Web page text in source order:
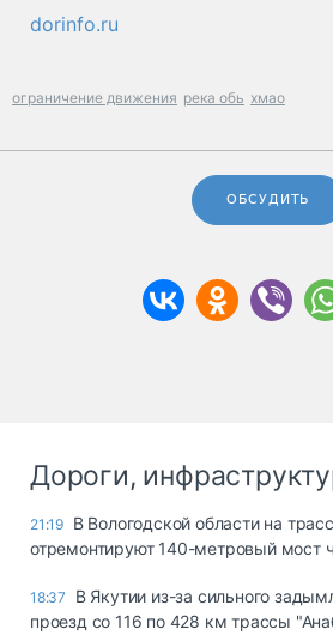
dorinfo.ru
ограничение движения река обь хмао
ОБСУДИТЬ
Дороги,
21:19 В Вологодской области на
отремонтируют 140-метровый мост
18:37
В Якутии из-за сильного
проезд со 116 по 428 км трассы